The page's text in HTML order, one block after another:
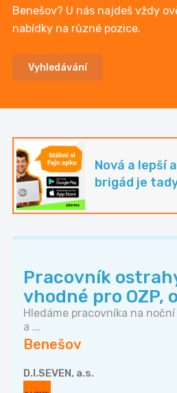
Benešov? U nás najdeš vždy
nabídky na různé pozice.
Vyhledávání
Nová a lepší
brigád je
Pracovník
vhodné pro OZP,
Hledáme pracovníka na
a ...
Benešov
D.I.SEVEN, a.s.